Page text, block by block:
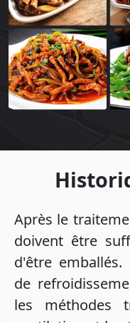
Après le
doivent être
d'être emballés.
de
les méthodes